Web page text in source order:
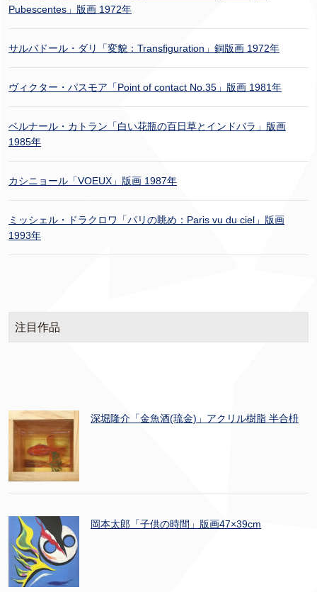
Pubescentes」版画 1972年
サルバドール・ダリ「変貌：Transfiguration」銅版画 1972年
ヴィクター・パスモア「Point of contact No.35」版画 1981年
ベルナール・カトラン「白い花瓶の百日草とインドバラ」版画
1985年
カシニョール「VOEUX」版画 1987年
ミッシェル・ドラクロワ「パリの眺め：Paris vu du ciel」版画
1993年
注目作品
深堀隆介「金魚酒(琉金)」アクリル樹脂 半合枡
岡本太郎「子供の時間」版画47×39cm